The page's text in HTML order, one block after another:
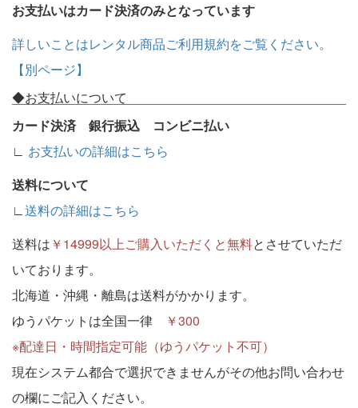
お支払いはカード決済のみとなっています
詳しいことはレンタル商品ご利用規約をご覧ください。
【別ページ】
◆お支払いについて
カード決済 銀行振込 コンビニ払い
∟ お支払いの詳細はこちら
送料について
∟送料の詳細はこちら
送料は ￥14999以上ご購入いただくと無料とさせていただ
いております。
北海道・沖縄・離島は送料がかかります。
ゆうパケットは全国一律
￥300
※配達日・時間指定可能（ゆうパケット不可）
現在システム都合で選択できませんがその他お問い合わせ
の欄にご記入ください。